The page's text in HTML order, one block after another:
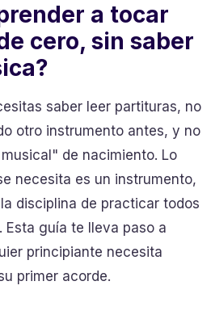
a tocar
cero, sin saber
saber leer partituras, no
otro instrumento antes, y no
de nacimiento. Lo
necesita es un instrumento,
disciplina de practicar todos
Esta guía te lleva paso a
principiante necesita
primer acorde.